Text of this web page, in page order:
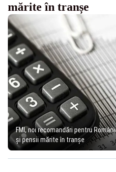
mărite în tranșe
FMI, noi recomandări pentru
și pensii mărite în tranșe